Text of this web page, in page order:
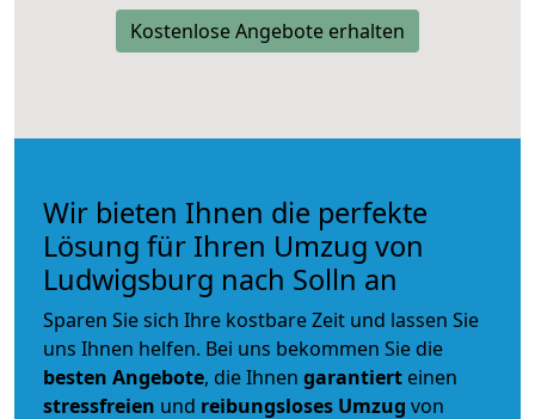
Kostenlose Angebote erhalten
Wir bieten Ihnen die perfekte
Lösung für Ihren Umzug von
Ludwigsburg nach Solln an
Sparen Sie sich Ihre kostbare Zeit und lassen Sie
uns Ihnen helfen. Bei uns bekommen Sie die
besten Angebote, die Ihnen garantiert einen
stressfreien und reibungsloses Umzug von